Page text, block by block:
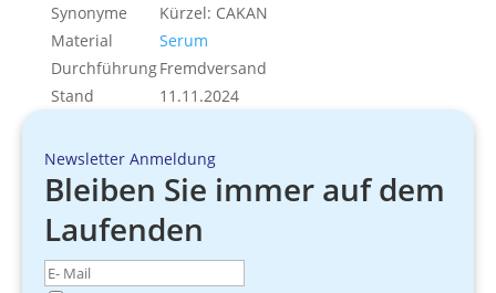
Synonyme
Kürzel: CAKAN
Material
Serum
DurchführungFremdversand
Stand
11.11.2024
Newsletter Anmeldung
Bleiben Sie immer auf dem
Laufenden